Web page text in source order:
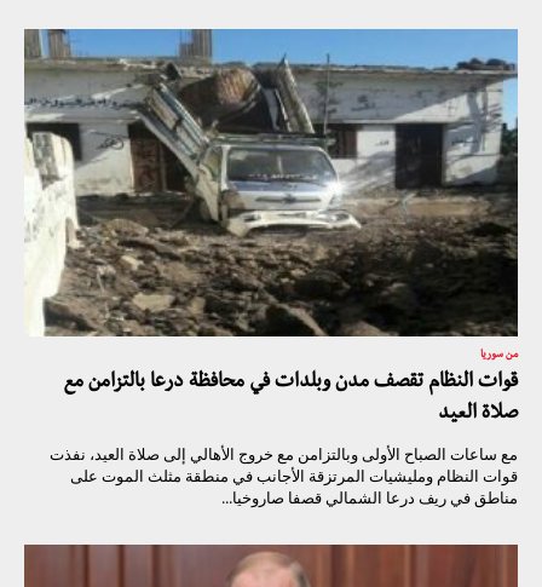
من سوريا
قوات النظام تقصف مدن وبلدات في محافظة درعا بالتزامن مع
صلاة العيد
مع ساعات الصباح الأولى وبالتزامن مع خروج الأهالي إلى صلاة العيد، نفذت
قوات النظام ومليشيات المرتزقة الأجانب في منطقة مثلث الموت على
مناطق في ريف درعا الشمالي قصفا صاروخيا...